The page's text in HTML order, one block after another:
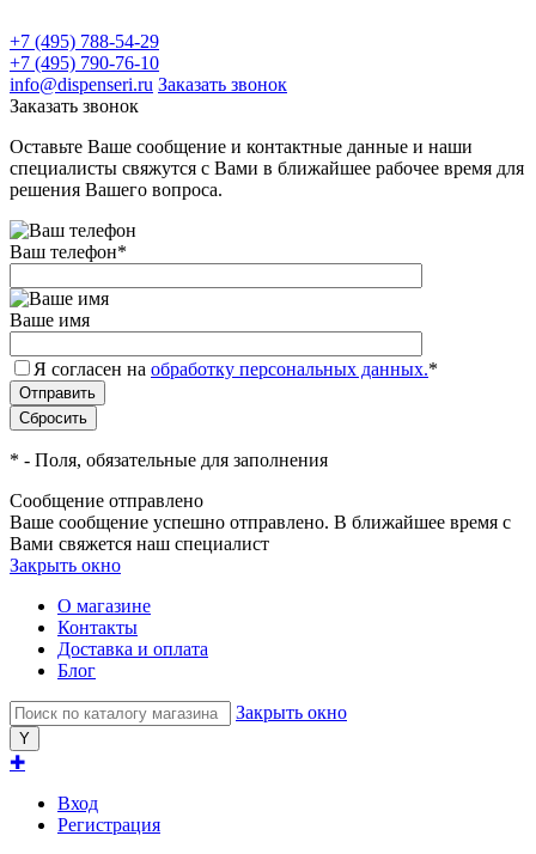
+7 (495) 788-54-29
+7 (495) 790-76-10
info@dispenseri.ru Заказать звонок
Заказать звонок
Оставьте Ваше сообщение и контактные данные и наши
специалисты свяжутся с Вами в ближайшее рабочее время для
решения Вашего вопроса.
Ваш телефон*
Ваше имя
Я согласен на обработку персональных данных.*
* - Поля, обязательные для заполнения
Сообщение отправлено
Ваше сообщение успешно отправлено. В ближайшее время с
Вами свяжется наш специалист
Закрыть окно
О магазине
Контакты
Доставка и оплата
Блог
Закрыть окно
✚
Вход
Регистрация